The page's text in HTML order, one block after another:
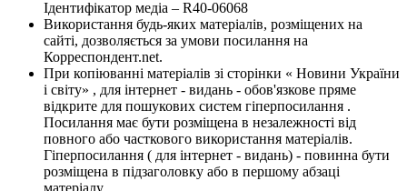
Ідентифікатор медіа – R40-06068
Використання будь-яких матеріалів, розміщених на
сайті, дозволяється за умови посилання на
Корреспондент.net.
При копіюванні матеріалів зі сторінки « Новини України
і світу» , для інтернет - видань - обов'язкове пряме
відкрите для пошукових систем гіперпосилання .
Посилання має бути розміщена в незалежності від
повного або часткового використання матеріалів.
Гіперпосилання ( для інтернет - видань) - повинна бути
розміщена в підзаголовку або в першому абзаці
матеріалу.